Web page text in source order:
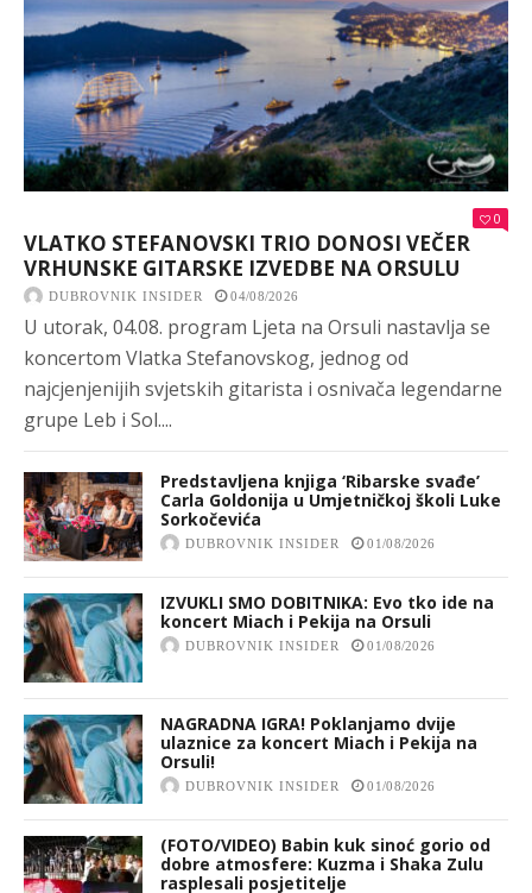
0
VLATKO STEFANOVSKI TRIO DONOSI VEČER
VRHUNSKE GITARSKE IZVEDBE NA ORSULU
DUBROVNIK INSIDER 04/08/2026
U utorak, 04.08. program Ljeta na Orsuli nastavlja se
koncertom Vlatka Stefanovskog, jednog od
najcjenjenijih svjetskih gitarista i osnivača legendarne
grupe Leb i Sol....
Predstavljena knjiga ‘Ribarske svađe’
Carla Goldonija u Umjetničkoj školi Luke
Sorkočevića
DUBROVNIK INSIDER 01/08/2026
IZVUKLI SMO DOBITNIKA: Evo tko ide na
koncert Miach i Pekija na Orsuli
DUBROVNIK INSIDER 01/08/2026
NAGRADNA IGRA! Poklanjamo dvije
ulaznice za koncert Miach i Pekija na
Orsuli!
DUBROVNIK INSIDER 01/08/2026
(FOTO/VIDEO) Babin kuk sinoć gorio od
dobre atmosfere: Kuzma i Shaka Zulu
rasplesali posjetitelje